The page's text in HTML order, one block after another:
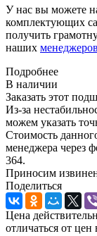
У нас вы можете
комплектующих
получить
наших менеджеров
Подробнее
В наличии
Заказать этот
Из-за
можем указать
Стоимость
менеджера через
364.
Приносим
Поделиться
Цена
отличаться от